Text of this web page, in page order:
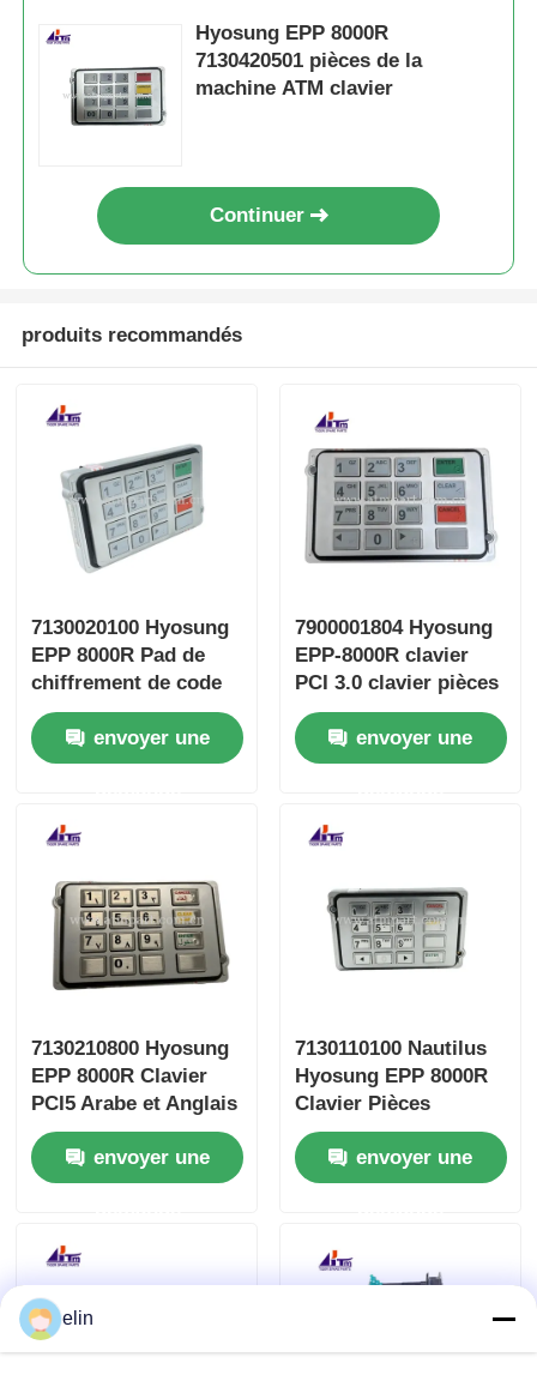
Hyosung EPP 8000R
7130420501 pièces de la
machine ATM clavier
Continuer
produits recommandés
7130020100 Hyosung
EPP 8000R Pad de
chiffrement de code
PIN Pièces de
machine ATM
envoyer une
7900001804 Hyosung
EPP-8000R clavier
PCI 3.0 clavier pièces
détachées ATM
envoyer une
7130210800 Hyosung
EPP 8000R Clavier
PCI5 Arabe et Anglais
Pièces de
Distributeur
Automatique
envoyer une
7130110100 Nautilus
Hyosung EPP 8000R
Clavier Pièces
détachées ATM
envoyer une
elin